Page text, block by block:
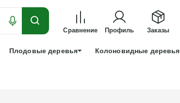
ДЛЯ ТЕХ, КТО УСПЕЕТ!
Сравнение Профиль Заказы
Плодовые деревья Колоновидные деревья